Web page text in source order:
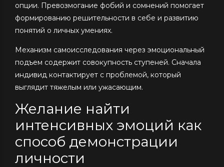
опции. Превозмогание фобий и сомнений помогает
формированию решительности в себе и развитию
понятий о личных умениях.
Механизм самоисследования через эмоциональный
подъем содержит совокупность ступеней. Сначала
индивид контактирует с проблемой, который
выглядит тяжелым или ужасающим.
Желание найти
интенсивных эмоций как
способ демонстрации
личности